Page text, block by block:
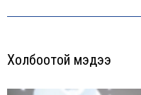
Холбоотой мэдээ